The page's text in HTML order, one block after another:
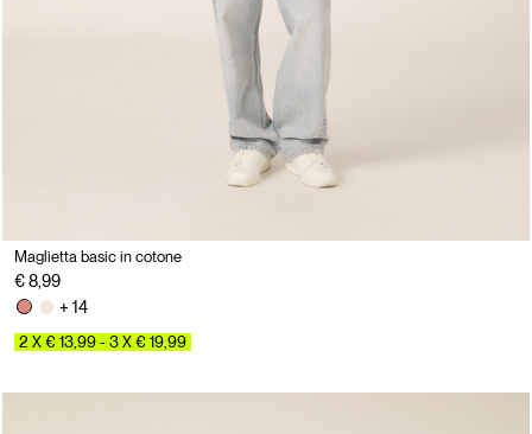
Maglietta basic in cotone
€ 8,99
+ 14
2 X € 13,99 - 3 X € 19,99